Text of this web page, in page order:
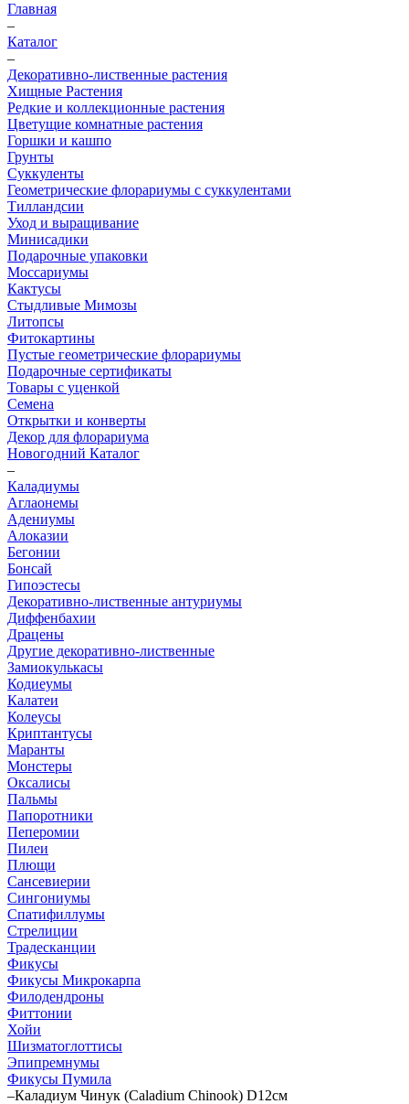
Главная
–
Каталог
–
Декоративно-лиственные растения
Хищные Растения
Редкие и коллекционные растения
Цветущие комнатные растения
Горшки и кашпо
Грунты
Суккуленты
Геометрические флорариумы с суккулентами
Тилландсии
Уход и выращивание
Минисадики
Подарочные упаковки
Моссариумы
Кактусы
Стыдливые Мимозы
Литопсы
Фитокартины
Пустые геометрические флорариумы
Подарочные сертификаты
Товары с уценкой
Семена
Открытки и конверты
Декор для флорариума
Новогодний Каталог
–
Каладиумы
Аглаонемы
Адениумы
Алоказии
Бегонии
Бонсай
Гипоэстесы
Декоративно-лиственные антуриумы
Диффенбахии
Драцены
Другие декоративно-лиственные
Замиокулькасы
Кодиеумы
Калатеи
Колеусы
Криптантусы
Маранты
Монстеры
Оксалисы
Пальмы
Папоротники
Пеперомии
Пилеи
Плющи
Сансевиерии
Сингониумы
Спатифиллумы
Стрелиции
Традесканции
Фикусы
Фикусы Микрокарпа
Филодендроны
Фиттонии
Хойи
Шизматоглоттисы
Эпипремнумы
Фикусы Пумила
–Каладиум Чинук (Caladium Chinook) D12см